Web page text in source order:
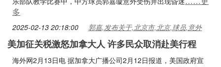
多
2025-02-13 20:18:00 郭嘉,发布关于,北京市,北京,球员,意外
美加征关税激怒加拿大人 许多民众取消赴美行程
海外网2月13日电 据加拿大广播公司2月12日报道，美国政府宣